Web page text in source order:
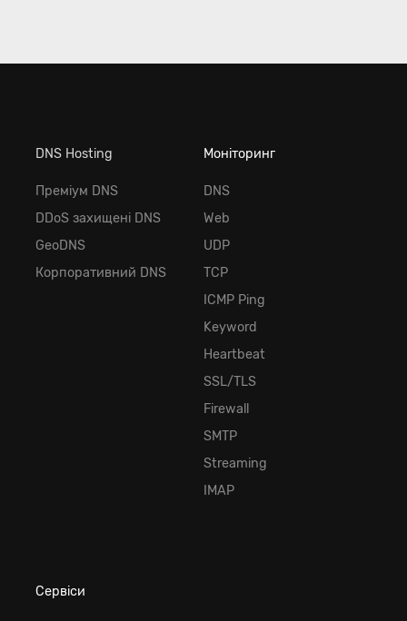
DNS Hosting
Преміум DNS
DDoS захищені DNS
GeoDNS
Корпоративний DNS
Моніторинг
DNS
Web
UDP
TCP
ICMP Ping
Keyword
Heartbeat
SSL/TLS
Firewall
SMTP
Streaming
IMAP
Сервіси